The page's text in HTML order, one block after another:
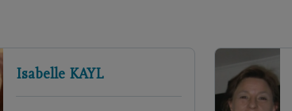
Isabelle KAYL